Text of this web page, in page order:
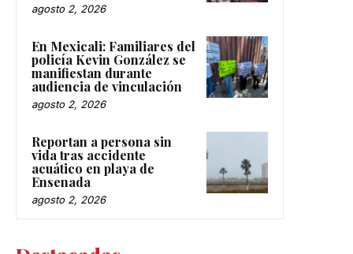
agosto 2, 2026
En Mexicali: Familiares del
policía Kevin González se
manifiestan durante
audiencia de vinculación
agosto 2, 2026
Reportan a persona sin
vida tras accidente
acuático en playa de
Ensenada
agosto 2, 2026